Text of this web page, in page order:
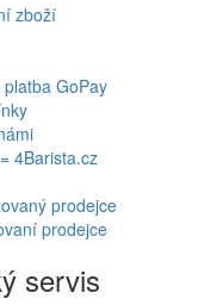
zboží
GoPay
4Barista.cz
prodejce
prodejce
servis